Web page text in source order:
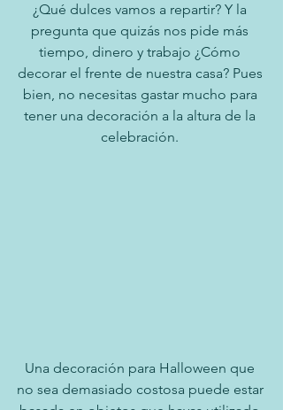
¿Qué dulces vamos a repartir? Y la
pregunta que quizás nos pide más
tiempo, dinero y trabajo ¿Cómo
decorar el frente de nuestra casa? Pues
bien, no necesitas gastar mucho para
tener una decoración a la altura de la
celebración.
Una decoración para Halloween que
no sea demasiado costosa puede estar